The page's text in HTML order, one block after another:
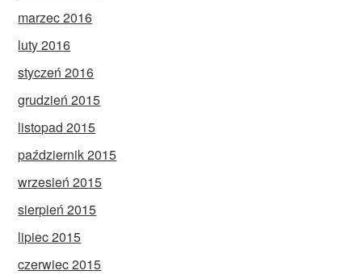
marzec 2016
luty 2016
styczeń 2016
grudzień 2015
listopad 2015
październik 2015
wrzesień 2015
sierpień 2015
lipiec 2015
czerwiec 2015